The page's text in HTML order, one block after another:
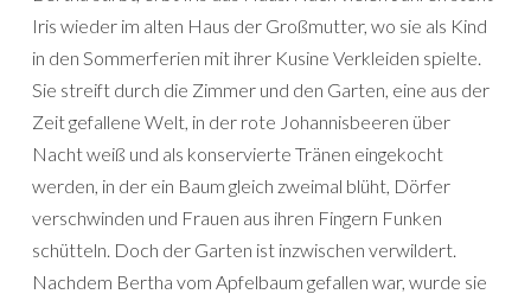
Iris wieder im alten Haus der Großmutter, wo sie als Kind
in den Sommerferien mit ihrer Kusine Verkleiden spielte.
Sie streift durch die Zimmer und den Garten, eine aus der
Zeit gefallene Welt, in der rote Johannisbeeren über
Nacht weiß und als konservierte Tränen eingekocht
werden, in der ein Baum gleich zweimal blüht, Dörfer
verschwinden und Frauen aus ihren Fingern Funken
schütteln. Doch der Garten ist inzwischen verwildert.
Nachdem Bertha vom Apfelbaum gefallen war, wurde sie